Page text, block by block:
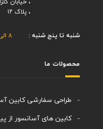
، خیابان
، پلاک ۱۲
شنبه تا پنج شنبه : ۸ الی ۱۷
محصولات ما
طراحی سفارشی کابین
کابین های آسانسور از